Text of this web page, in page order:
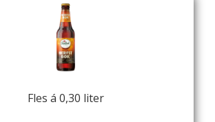
Fles á 0,30 liter